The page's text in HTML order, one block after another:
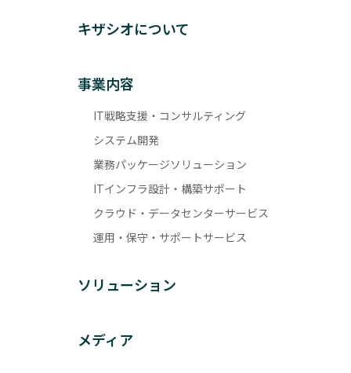
キザシオについて
事業内容
IT戦略支援・コンサルティング
システム開発
業務パッケージソリューション
ITインフラ設計・構築サポート
クラウド・データセンターサービス
運用・保守・サポートサービス
ソリューション
メディア